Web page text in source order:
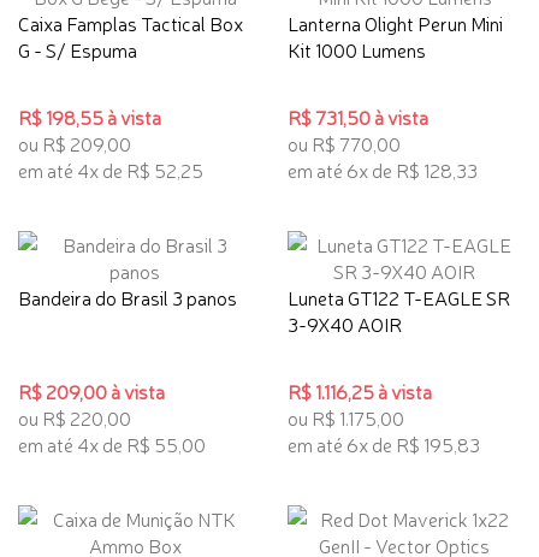
Caixa Famplas Tactical Box
G - S/ Espuma
R$ 198,55 à vista
ou R$ 209,00
em até 4x de R$ 52,25
Lanterna Olight Perun Mini
Kit 1000 Lumens
R$ 731,50 à vista
ou R$ 770,00
em até 6x de R$ 128,33
Bandeira do Brasil 3 panos
R$ 209,00 à vista
ou R$ 220,00
em até 4x de R$ 55,00
Luneta GT122 T-EAGLE SR
3-9X40 AOIR
R$ 1.116,25 à vista
ou R$ 1.175,00
em até 6x de R$ 195,83